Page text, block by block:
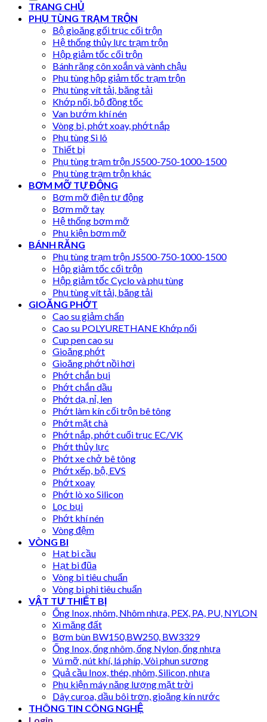
TRANG CHỦ
PHỤ TÙNG TRẠM TRỘN
Bộ gioăng gối trục cối trộn
Hệ thống thủy lực trạm trộn
Hộp giảm tốc cối trộn
Bánh răng côn xoắn và vành chậu
Phụ tùng hộp giảm tốc trạm trộn
Phụ tùng vít tải, băng tải
Khớp nối, bộ đồng tốc
Van bướm khí nén
Vòng bi, phớt xoay, phớt nắp
Phụ tùng Si lô
Thiết bị
Phụ tùng trạm trộn JS500-750-1000-1500
Phụ tùng trạm trộn khác
BƠM MỠ TỰ ĐỘNG
Bơm mỡ điện tự động
Bơm mỡ tay
Hệ thống bơm mỡ
Phụ kiện bơm mỡ
BÁNH RĂNG
Phụ tùng trạm trộn JS500-750-1000-1500
Hộp giảm tốc cối trộn
Hộp giảm tốc Cyclo và phụ tùng
Phụ tùng vít tải, băng tải
GIOĂNG PHỚT
Cao su giảm chấn
Cao su POLYURETHANE Khớp nối
Cup pen cao su
Gioăng phớt
Gioăng phớt nồi hơi
Phớt chắn bụi
Phớt chắn dầu
Phớt dạ, nỉ, len
Phớt làm kín cối trộn bê tông
Phớt mặt chà
Phớt nắp, phớt cuối trục EC/VK
Phớt thủy lực
Phớt xe chở bê tông
Phớt xếp, bộ, EVS
Phớt xoay
Phớt lò xo Silicon
Lọc bụi
Phớt khí nén
Vòng đệm
VÒNG BI
Hạt bi cầu
Hạt bi đũa
Vòng bi tiêu chuẩn
Vòng bi phi tiêu chuẩn
VẬT TƯ THIẾT BỊ
Ống Inox, nhôm, Nhôm nhựa, PEX, PA, PU, NYLON
Xi măng đất
Bơm bùn BW150,BW250, BW3329
Ống Inox, ống nhôm, ống Nylon, ống nhựa
Vú mỡ, nút khí, lá phíp, Vòi phun sương
Quả cầu Inox, thép, nhôm, Silicon, nhựa
Phụ kiện máy năng lượng mặt trời
Dây curoa, dầu bôi trơn, gioăng kín nước
THÔNG TIN CÔNG NGHỆ